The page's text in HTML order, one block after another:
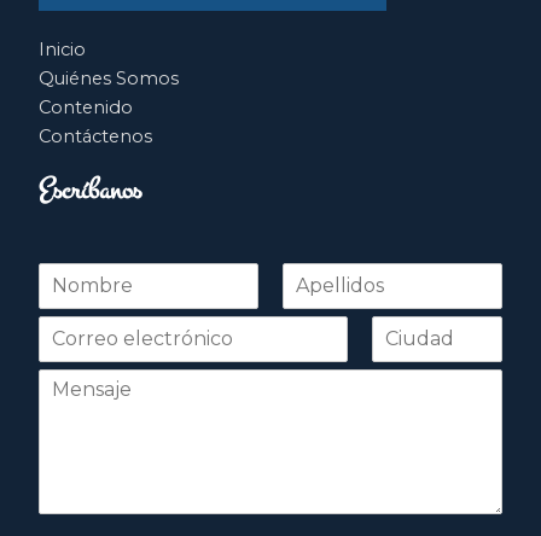
Inicio
Quiénes Somos
Contenido
Contáctenos
Escríbanos
N
m
r
Nombre Apellidos